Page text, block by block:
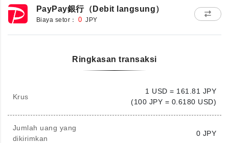
PayPay銀行（Debit langsung）
Biaya setor： 0 JPY
Ringkasan transaksi
Krus
1 USD = 161.81 JPY
(100 JPY = 0.6180 USD)
Jumlah uang yang
dikirimkan
0 JPY